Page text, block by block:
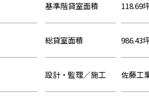
基準階貸室面積 118.69
総貸室面積 986.43
設計・監理／施工 佐藤工